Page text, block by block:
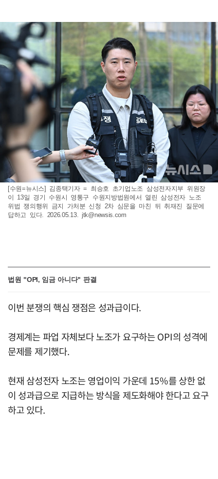
[수원=뉴시스] 김종택기자 = 최승호 초기업노조 삼성전자지부 위원장
이 13일 경기 수원시 영통구 수원지방법원에서 열린 삼성전자 노조
위법 쟁의행위 금지 가처분 신청 2차 심문을 마친 뒤 취재진 질문에
답하고 있다. 2026.05.13. jtk@newsis.com
법원 "OPI, 임금 아니다" 판결
이번 분쟁의 핵심 쟁점은 성과급이다.
경제계는 파업 자체보다 노조가 요구하는 OPI의 성격에
문제를 제기했다.
현재 삼성전자 노조는 영업이익 가운데 15%를 상한 없
이 성과급으로 지급하는 방식을 제도화해야 한다고 요구
하고 있다.